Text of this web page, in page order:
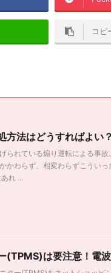
コピ
方法はどうすればよい？
られている煽り運転による事
かわらず、相変わらずこうい
れ ...
(TPMS)は要注意！電